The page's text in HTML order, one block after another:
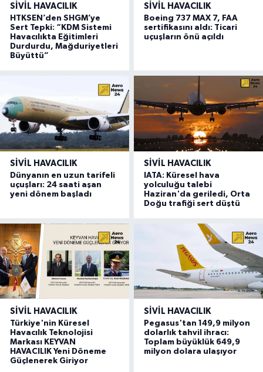
SIVIL HAVACILIK
HTKSEN’den SHGM’ye
Sert Tepki: “KDM Sistemi
Havacılıkta Eğitimleri
Durdurdu, Mağduriyetleri
Büyüttü”
SIVIL HAVACILIK
Boeing 737 MAX 7, FAA
sertifikasını aldı: Ticari
uçuşların önü açıldı
SIVIL HAVACILIK
Dünyanın en uzun tarifeli
uçuşları: 24 saati aşan
yeni dönem başladı
SIVIL HAVACILIK
IATA: Küresel hava
yolculuğu talebi
Haziran'da geriledi, Orta
Doğu trafiği sert düştü
SIVIL HAVACILIK
Türkiye'nin Küresel
Havacılık Teknolojisi
Markası KEYVAN
HAVACILIK Yeni Döneme
Güçlenerek Giriyor
SIVIL HAVACILIK
Pegasus'tan 149,9 milyon
dolarlık tahvil ihracı:
Toplam büyüklük 649,9
milyon dolara ulaşıyor